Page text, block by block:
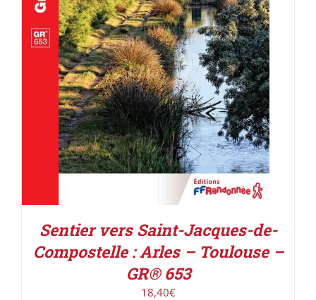
AJOUTER AU PANIER / DÉTAILS
Sentier vers Saint-Jacques-de-
Compostelle : Arles – Toulouse –
GR® 653
18,40€